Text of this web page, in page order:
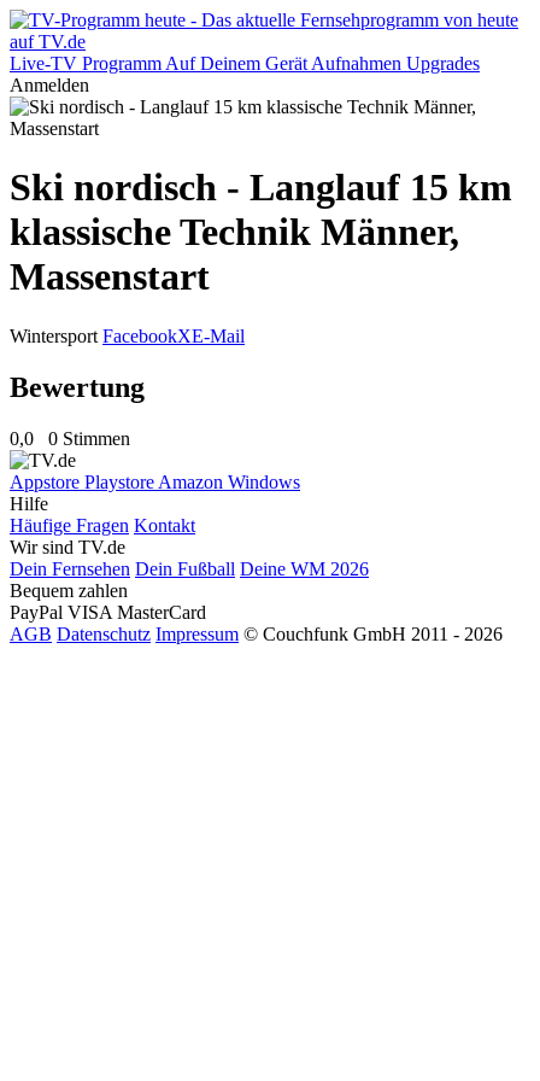
Live-TV Programm Auf Deinem Gerät Aufnahmen Upgrades
Anmelden
Ski nordisch - Langlauf 15 km
klassische Technik Männer,
Massenstart
Wintersport FacebookXE-Mail
Bewertung
0,0 0 Stimmen
Appstore Playstore Amazon Windows
Hilfe
Häufige Fragen Kontakt
Wir sind TV.de
Dein Fernsehen Dein Fußball Deine WM 2026
Bequem zahlen
PayPal VISA MasterCard
AGB Datenschutz Impressum © Couchfunk GmbH 2011 - 2026